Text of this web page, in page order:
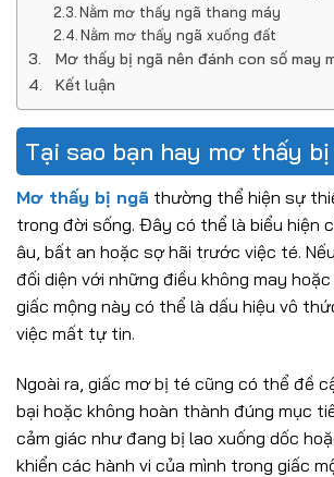
Nằm mơ thấy ngã thang máy
Nằm mơ thấy ngã xuống đất
Mơ thấy bị ngã nên đánh con số may
Kết luận
Tại sao bạn hay mơ thấy
Mơ thấy bị ngã thường thể hiện sự
trong đời sống. Đây có thể là biểu hiện
âu, bất an hoặc sợ hãi trước việc té.
đối diện với những điều không may hoặc
giấc mộng này có thể là dấu hiệu vô
việc mất tự tin.
Ngoài ra, giấc mơ bị té cũng có thể đề
bại hoặc không hoàn thành đúng mục
cảm giác như đang bị lao xuống dốc
khiển các hành vi của mình trong giấc